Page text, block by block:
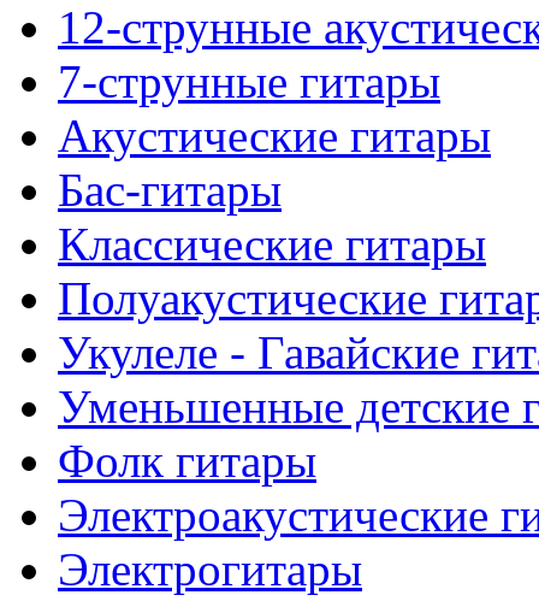
12-струнные
7-струнные гитары
Акустические гитары
Бас-гитары
Классические гитары
Полуакустические
Укулеле - Гавайские
Уменьшенные детские
Фолк гитары
Электроакустические
Электрогитары